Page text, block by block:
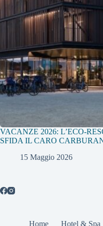
VACANZE 2026: L’ECO-
SFIDA IL CARO
15 Maggio 2026
Home Hotel & Spa